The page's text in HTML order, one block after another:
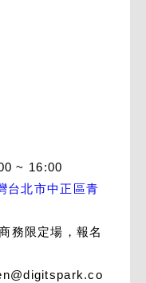
~ 16:00
台北市中正區青
務限定場，報名